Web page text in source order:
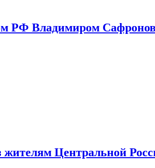
РФ Владимиром
Центральной